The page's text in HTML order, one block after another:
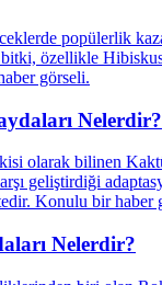
Nelerdir?
Nelerdir?